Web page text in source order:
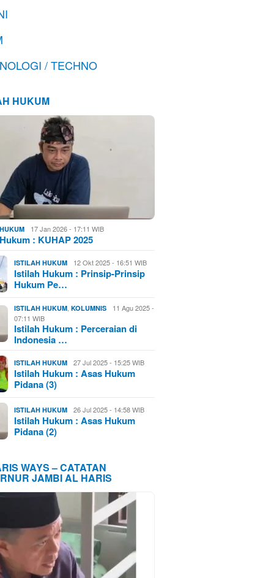
/ TECHNO
HUKUM
17 Jan 2026 - 17:11 WIB
: KUHAP 2025
ISTILAH HUKUM 12 Okt 2025 - 16:51 WIB
Istilah Hukum : Prinsip-Prinsip
Hukum Pe…
ISTILAH HUKUM ,KOLUMNIS
11 Agu 2025 -
07:11 WIB
Istilah Hukum : Perceraian di
Indonesia …
ISTILAH HUKUM 27 Jul 2025 - 15:25 WIB
Istilah Hukum : Asas Hukum
Pidana (3)
ISTILAH HUKUM 26 Jul 2025 - 14:58 WIB
Istilah Hukum : Asas Hukum
Pidana (2)
WAYS – CATATAN
JAMBI AL HARIS